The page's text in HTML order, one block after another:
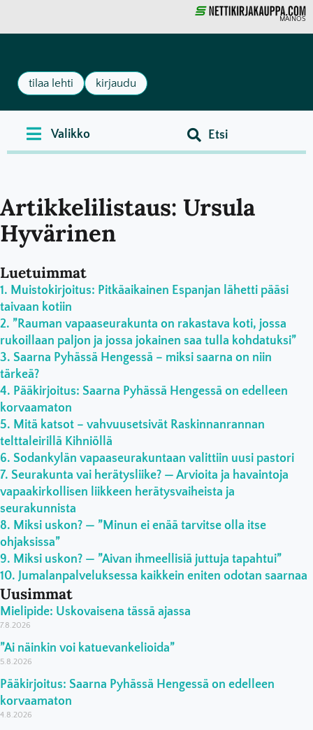
MAINOS
tilaa lehti kirjaudu
Artikkelilistaus: Ursula
Hyvärinen
Luetuimmat
Muistokirjoitus: Pitkäaikainen Espanjan lähetti pääsi
taivaan kotiin
”Rauman vapaaseurakunta on rakastava koti, jossa
rukoillaan paljon ja jossa jokainen saa tulla kohdatuksi”
Saarna Pyhässä Hengessä – miksi saarna on niin
tärkeä?
Pääkirjoitus: Saarna Pyhässä Hengessä on edelleen
korvaamaton
Mitä katsot – vahvuusetsivät Raskinnanrannan
telttaleirillä Kihniöllä
Sodankylän vapaaseurakuntaan valittiin uusi pastori
Seurakunta vai herätysliike? — Arvioita ja havaintoja
vapaakirkollisen liikkeen herätysvaiheista ja
seurakunnista
Miksi uskon? — ”Minun ei enää tarvitse olla itse
ohjaksissa”
Miksi uskon? — ”Aivan ihmeellisiä juttuja tapahtui”
Jumalanpalveluksessa kaikkein eniten odotan saarnaa
Uusimmat
Mielipide: Uskovaisena tässä ajassa
7.8.2026
”Ai näinkin voi katuevankelioida”
5.8.2026
Pääkirjoitus: Saarna Pyhässä Hengessä on edelleen
korvaamaton
4.8.2026